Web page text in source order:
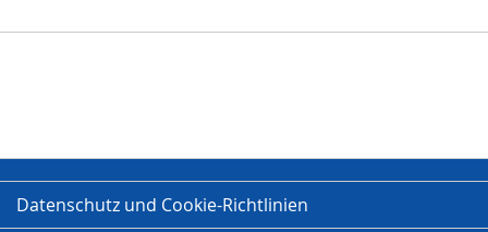
Datenschutz und Cookie-Richtlinien